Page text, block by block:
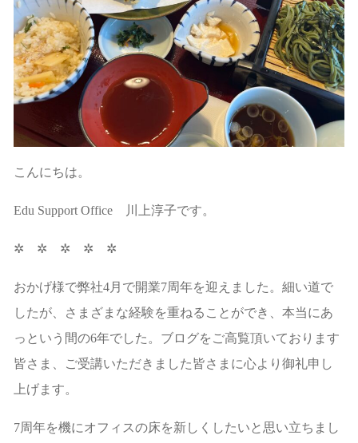
こんにちは。
Edu Support Office 川上淳子です。
✲ ✲ ✲ ✲ ✲
おかげ様で弊社4月で開業7周年を迎えました。細い道で
したが、さまざまな経験を重ねることができ、本当にあ
っという間の6年でした。ブログをご高覧頂いております
皆さま、ご受講いただきました皆さまに心より御礼申し
上げます。
7周年を機にオフィスの床を新しくしたいと思い立ちまし